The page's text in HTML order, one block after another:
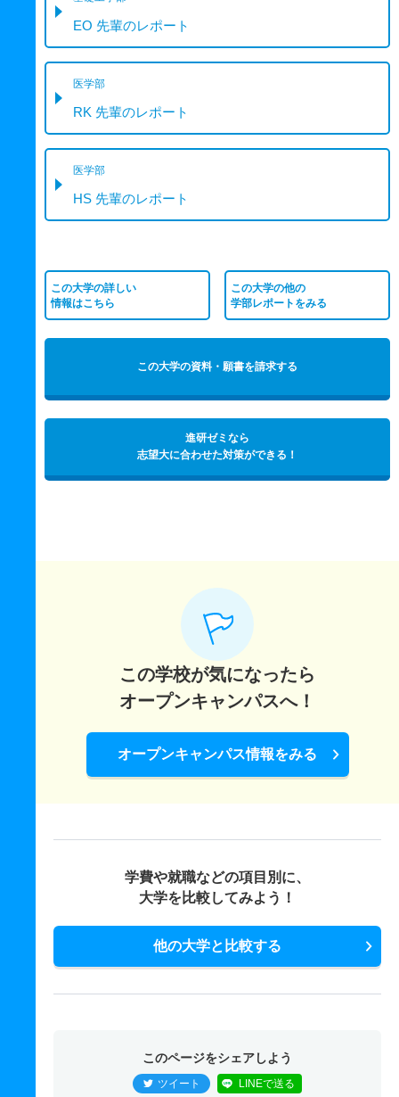
EO 先輩のレポート
医学部
RK 先輩のレポート
医学部
HS 先輩のレポート
この大学の詳しい
情報はこちら
この大学の他の
学部レポートをみる
この大学の資料・願書を請求する
進研ゼミなら
志望大に合わせた対策ができる！
この学校が気になったら
オープンキャンパスへ！
オープンキャンパス情報をみる
学費や就職などの項目別に、
大学を比較してみよう！
他の大学と比較する
このページをシェアしよう
ツイート LINEで送る